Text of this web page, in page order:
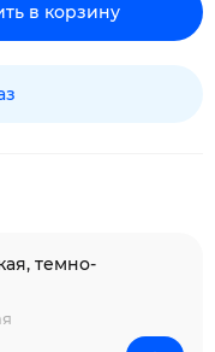
в корзину
темно-